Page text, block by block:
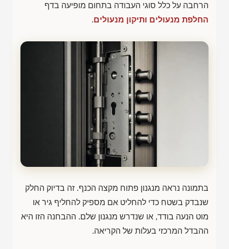
הרחבה על כלל סוגי העבודה בתחום מופיעה בדף
החלפת מנעולים ותיקון מנעולים.
בתמונה נראה מנגנון פתוח מקצה הכנף. זה בדיוק החלק
שנבדק בשטח כדי להחליט אם מספיק להחליף גיר או
מוט הנעה בודד, או שנדרש מנגנון שלם. ההבחנה הזו היא
ההבדל המרכזי בעלות של הקריאה.